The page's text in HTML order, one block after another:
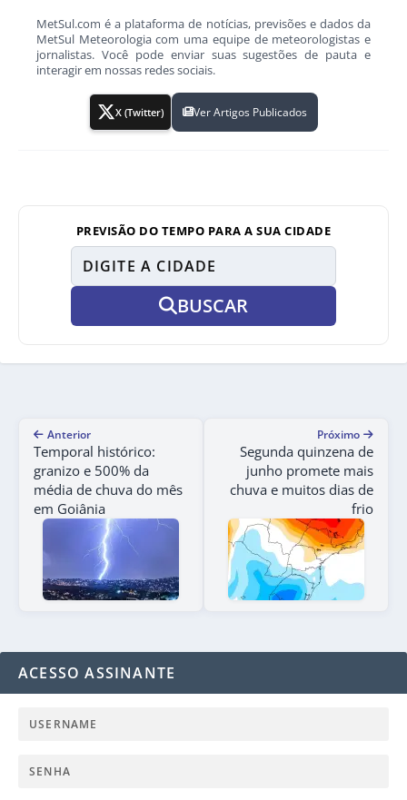
MetSul.com é a plataforma de notícias, previsões e dados da
MetSul Meteorologia com uma equipe de meteorologistas e
jornalistas. Você pode enviar suas sugestões de pauta e
interagir em nossas redes sociais.
X (Twitter) Ver Artigos Publicados
PREVISÃO DO TEMPO PARA A SUA CIDADE
BUSCAR
Anterior
Temporal histórico:
granizo e 500% da
média de chuva do mês
em Goiânia
Próximo
Segunda quinzena de
junho promete mais
chuva e muitos dias de
frio
ACESSO ASSINANTE